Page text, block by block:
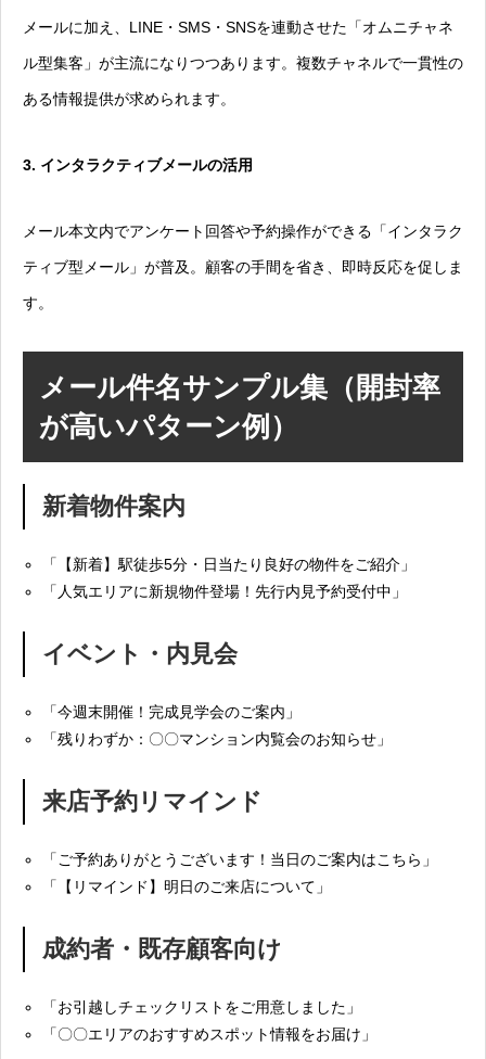
メールに加え、LINE・SMS・SNSを連動させた「オムニチャネ
ル型集客」が主流になりつつあります。複数チャネルで一貫性の
ある情報提供が求められます。
3. インタラクティブメールの活用
メール本文内でアンケート回答や予約操作ができる「インタラク
ティブ型メール」が普及。顧客の手間を省き、即時反応を促しま
す。
メール件名サンプル集（開封率
が高いパターン例）
新着物件案内
「【新着】駅徒歩5分・日当たり良好の物件をご紹介」
「人気エリアに新規物件登場！先行内見予約受付中」
イベント・内見会
「今週末開催！完成見学会のご案内」
「残りわずか：〇〇マンション内覧会のお知らせ」
来店予約リマインド
「ご予約ありがとうございます！当日のご案内はこちら」
「【リマインド】明日のご来店について」
成約者・既存顧客向け
「お引越しチェックリストをご用意しました」
「〇〇エリアのおすすめスポット情報をお届け」